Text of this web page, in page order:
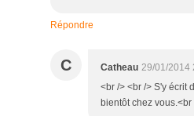
Répondre
C Catheau 29/01/2014
<br /> <br /> S'y écrit
bientôt chez vous.<br